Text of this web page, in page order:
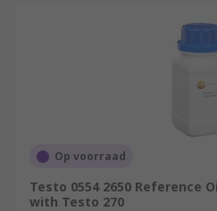
Op voorraad
Testo 0554 2650 Reference
with Testo 270